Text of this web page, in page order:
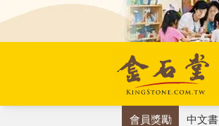
會員獎勵 中文書